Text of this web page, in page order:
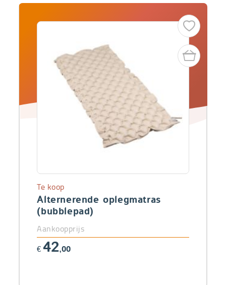
Alternerende oplegmatras
(bubblepad)
Te koop
Aankoopprijs
€ 42,00